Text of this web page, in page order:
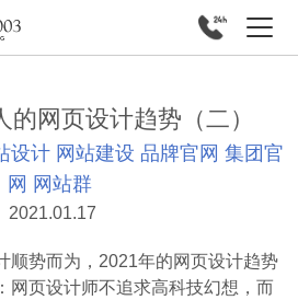
的网页设计趋势（二）
设计 网站建设 品牌官网 集团官
网 网站群
2021.01.17
势而为，2021年的网页设计趋势
网页设计师不追求高科技幻想，而